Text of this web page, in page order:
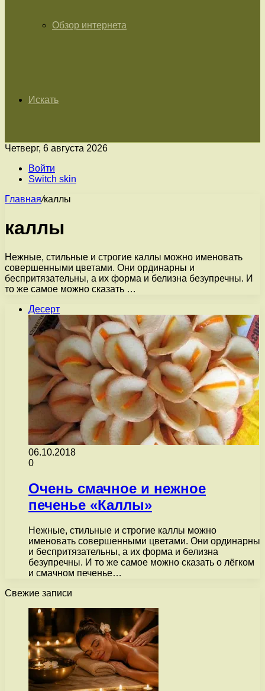
Обзор интернета
Искать
Четверг, 6 августа 2026
Войти
Switch skin
Главная/каллы
каллы
Нежные, стильные и строгие каллы можно именовать
совершенными цветами. Они ординарны и
беспритязательны, а их форма и белизна безупречны. И
то же самое можно сказать …
Десерт
06.10.2018
0
Очень смачное и нежное
печенье «Каллы»
Нежные, стильные и строгие каллы можно
именовать совершенными цветами. Они ординарны
и беспритязательны, а их форма и белизна
безупречны. И то же самое можно сказать о лёгком
и смачном печенье…
Свежие записи